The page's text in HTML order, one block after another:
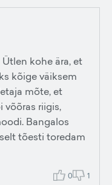
kohe ära, et
kõige väiksem
mõte, et
võõras riigis,
Bangalos
tõesti toredam
0 1